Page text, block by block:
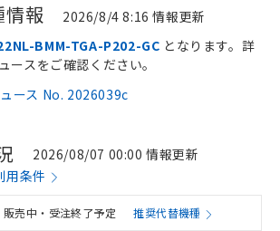
報 2026/8/4 8:16 情報更新
ース No. 2026039c
BMM-TGA-P202-GC となります。詳
ースをご確認ください。
2026/08/07 00:00 情報更新
用条件
販売中・受注終了予定 推奨代替機種